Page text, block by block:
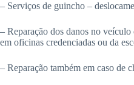
– Serviços de guincho –
– Reparação dos danos no
em oficinas credenciadas ou da
– Reparação também em caso de